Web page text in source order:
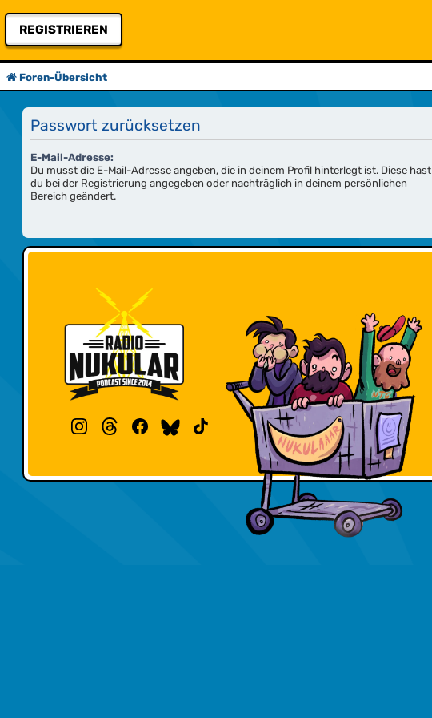
REGISTRIEREN
Foren-Übersicht
Passwort zurücksetzen
E-Mail-Adresse:
Du musst die E-Mail-Adresse angeben, die in deinem Profil hinterlegt ist. Diese hast
du bei der Registrierung angegeben oder nachträglich in deinem persönlichen
Bereich geändert.